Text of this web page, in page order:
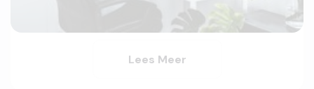
Lees Meer